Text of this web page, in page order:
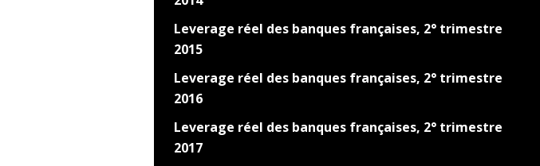
Leverage réel des banques françaises, 2° trimestre
2015
Leverage réel des banques françaises, 2° trimestre
2016
Leverage réel des banques françaises, 2° trimestre
2017